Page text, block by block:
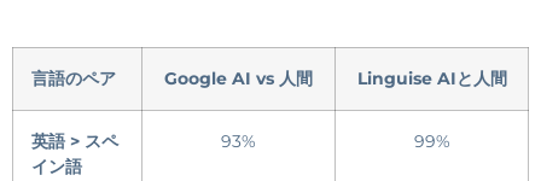
言語のペア Google AI vs 人間 Linguise AIと人間
英語 > スペ
イン語
93% 99%